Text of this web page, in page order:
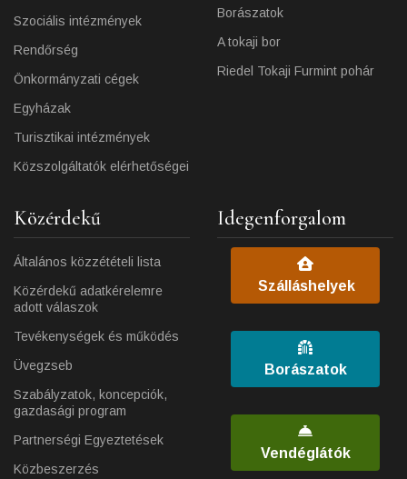
Szociális intézmények
Rendőrség
Önkormányzati cégek
Egyházak
Turisztikai intézmények
Közszolgáltatók elérhetőségei
Borászatok
A tokaji bor
Riedel Tokaji Furmint pohár
Közérdekű
Általános közzétételi lista
Közérdekű adatkérelemre
adott válaszok
Tevékenységek és működés
Üvegzseb
Szabályzatok, koncepciók,
gazdasági program
Partnerségi Egyeztetések
Közbeszerzés
Idegenforgalom
Szálláshelyek
Borászatok
Vendéglátók